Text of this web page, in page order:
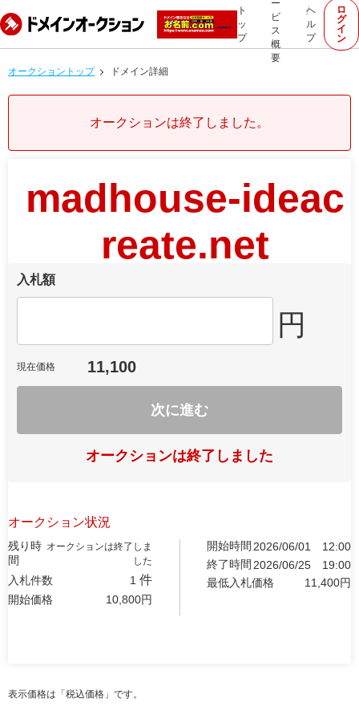
ト
ッ
プ
ー
ビ
ス
概
要
ヘ
ル
プ
ロ
グ
イ
ン
オークショントップ ドメイン詳細
オークションは終了しました。
madhouse-ideac
reate.net
入札額
円
現在価格 11,100
次に進む
オークションは終了しました
オークション状況
残り時
間
オークションは終了しま
した
入札件数 1 件
開始価格 10,800円
開始時間 2026/06/01
12:00
終了時間 2026/06/25
19:00
最低入札価格
11,400円
表示価格は「税込価格」です。